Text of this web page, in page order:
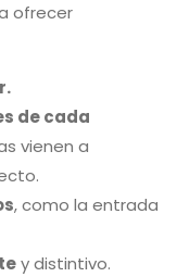
ofrecer
de cada
vienen a
, como la entrada
y distintivo.